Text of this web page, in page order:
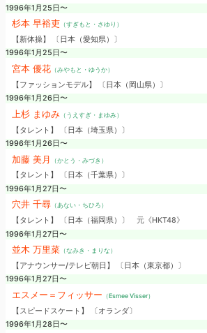
1996年1月25日〜
杉本 早裕吏 （すぎもと・さゆり）
【新体操】 〔日本（愛知県）〕
1996年1月25日〜
宮本 優花（みやもと・ゆうか）
【ファッションモデル】 〔日本（岡山県）〕
1996年1月26日〜
上杉 まゆみ（うえすぎ・まゆみ）
【タレント】 〔日本（埼玉県）〕
1996年1月26日〜
加藤 美月 （かとう・みづき）
【タレント】 〔日本（千葉県）〕
1996年1月27日〜
穴井 千尋（あない・ちひろ）
【タレント】 〔日本（福岡県）〕 元《HKT48》
1996年1月27日〜
並木 万里菜（なみき・まりな）
【アナウンサー/テレビ朝日】 〔日本（東京都）〕
1996年1月27日〜
エスメー＝フィッサー （Esmee Visser）
【スピードスケート】 〔オランダ〕
1996年1月28日〜